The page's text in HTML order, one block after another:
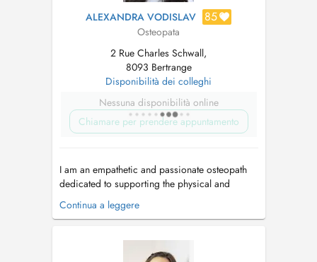
ALEXANDRA VODISLAV 85
Osteopata
2 Rue Charles Schwall,
8093 Bertrange
Disponibilità dei colleghi
Nessuna disponibilità online
Chiamare per prendere appuntamento
I am an empathetic and passionate osteopath
dedicated to supporting the physical and
mental wellbeing of patients of all ages, from
newborns to adults. By addressing their needs
collaborating with other experts, I provide
holistic, personalized care. As a...
Continua a leggere